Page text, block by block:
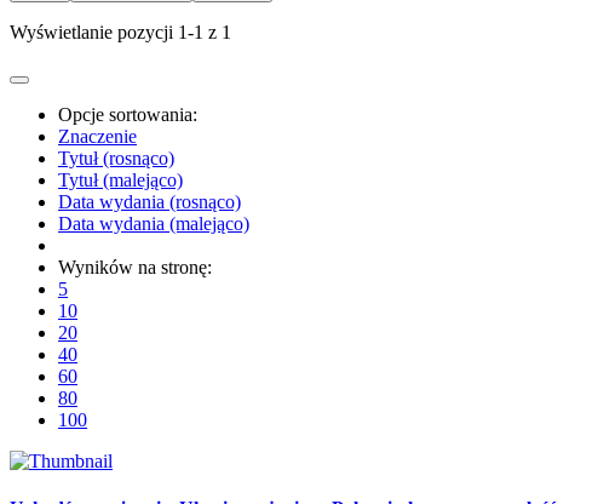
Wyświetlanie pozycji 1-1 z 1
Opcje sortowania:
Znaczenie
Tytuł (rosnąco)
Tytuł (malejąco)
Data wydania (rosnąco)
Data wydania (malejąco)
Wyników na stronę:
5
10
20
40
60
80
100